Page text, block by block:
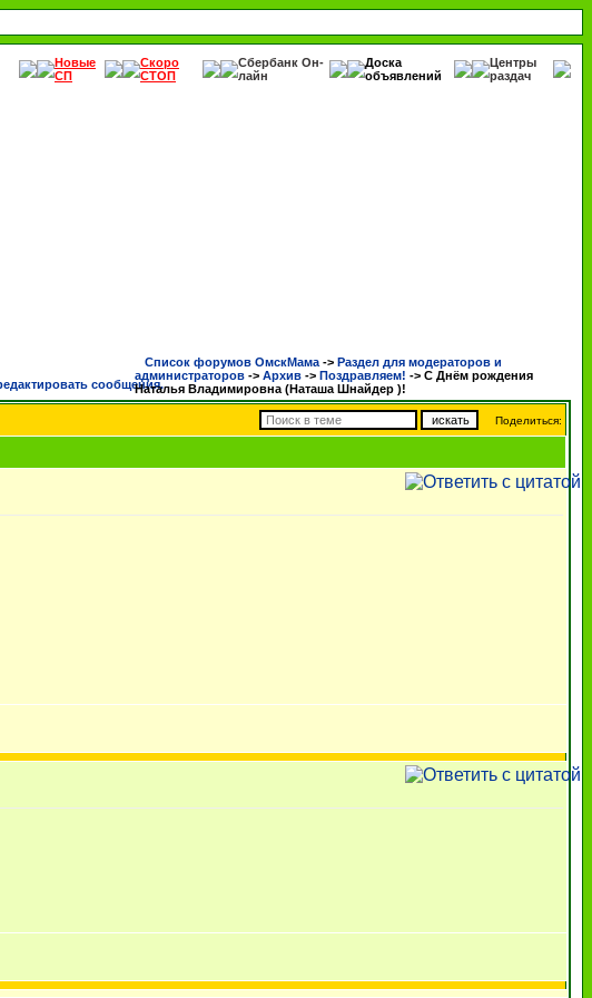
Новые
СП
Скоро
СТОП
Сбербанк Он-
лайн
Доска
объявлений
Центры
раздач
Список форумов ОмскМама -> Раздел для модераторов и
администраторов -> Архив -> Поздравляем! -> С Днём рождения
Наталья Владимировна (Наташа Шнайдер )!
Поделиться: